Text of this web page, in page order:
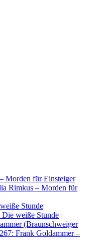
Morden für Einsteiger
Rimkus – Morden für
Stunde
weiße Stunde
(Braunschweiger
Frank Goldammer –